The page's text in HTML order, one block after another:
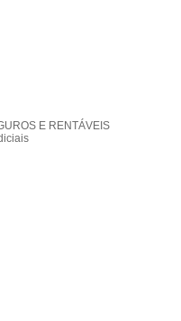
E RENTÁVEIS